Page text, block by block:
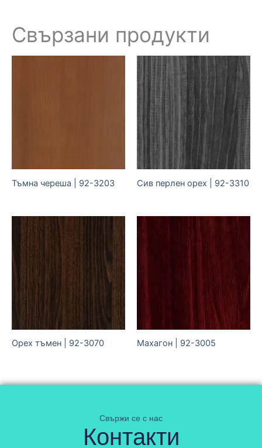
Свързани продукти
Тъмна череша | 92-3203 Сив перлен орех | 92-3310
Орех тъмен | 92-3070 Махагон | 92-3005
Свържи се с нас
Контакти